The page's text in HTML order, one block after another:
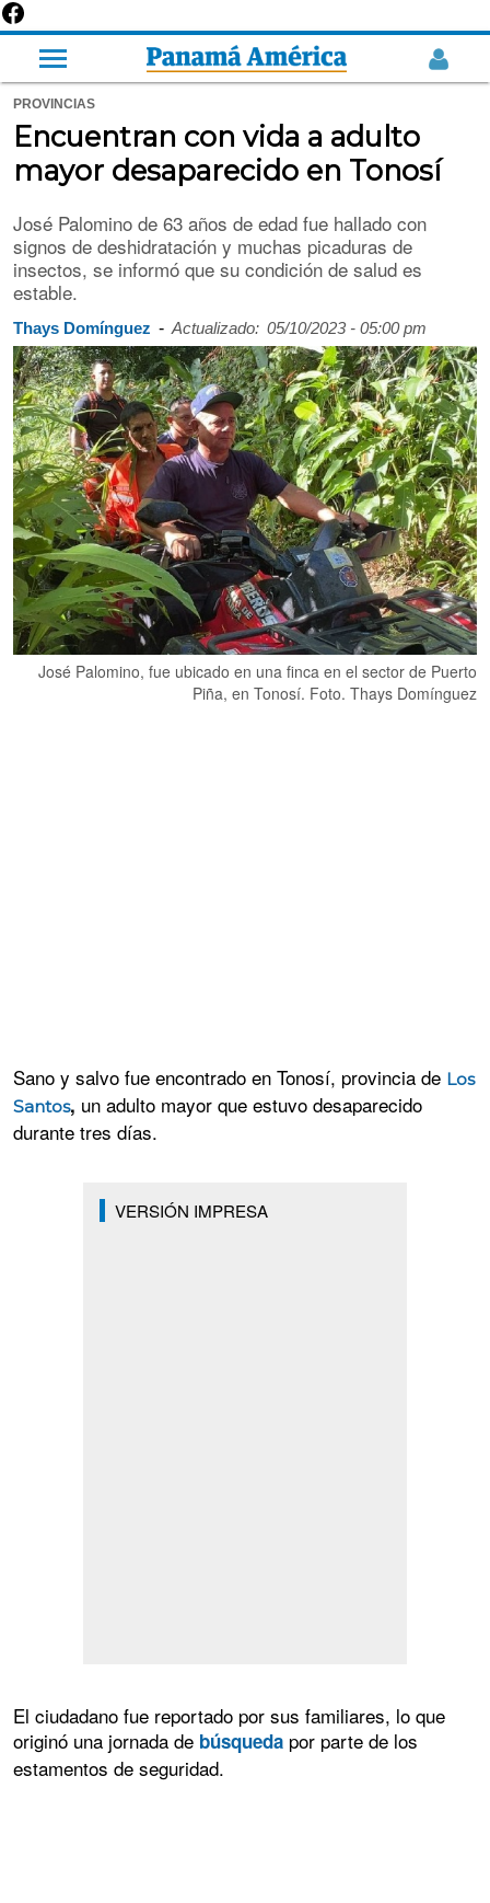
PROVINCIAS
Encuentran con vida a adulto
mayor desaparecido en Tonosí
José Palomino de 63 años de edad fue hallado con
signos de deshidratación y muchas picaduras de
insectos, se informó que su condición de salud es
estable.
Thays Domínguez - Actualizado: 05/10/2023 - 05:00 pm
José Palomino, fue ubicado en una finca en el sector de Puerto
Piña, en Tonosí. Foto. Thays Domínguez
Sano y salvo fue encontrado en Tonosí, provincia de Los
Santos, un adulto mayor que estuvo desaparecido
durante tres días.
VERSIÓN IMPRESA
El ciudadano fue reportado por sus familiares, lo que
originó una jornada de búsqueda por parte de los
estamentos de seguridad.